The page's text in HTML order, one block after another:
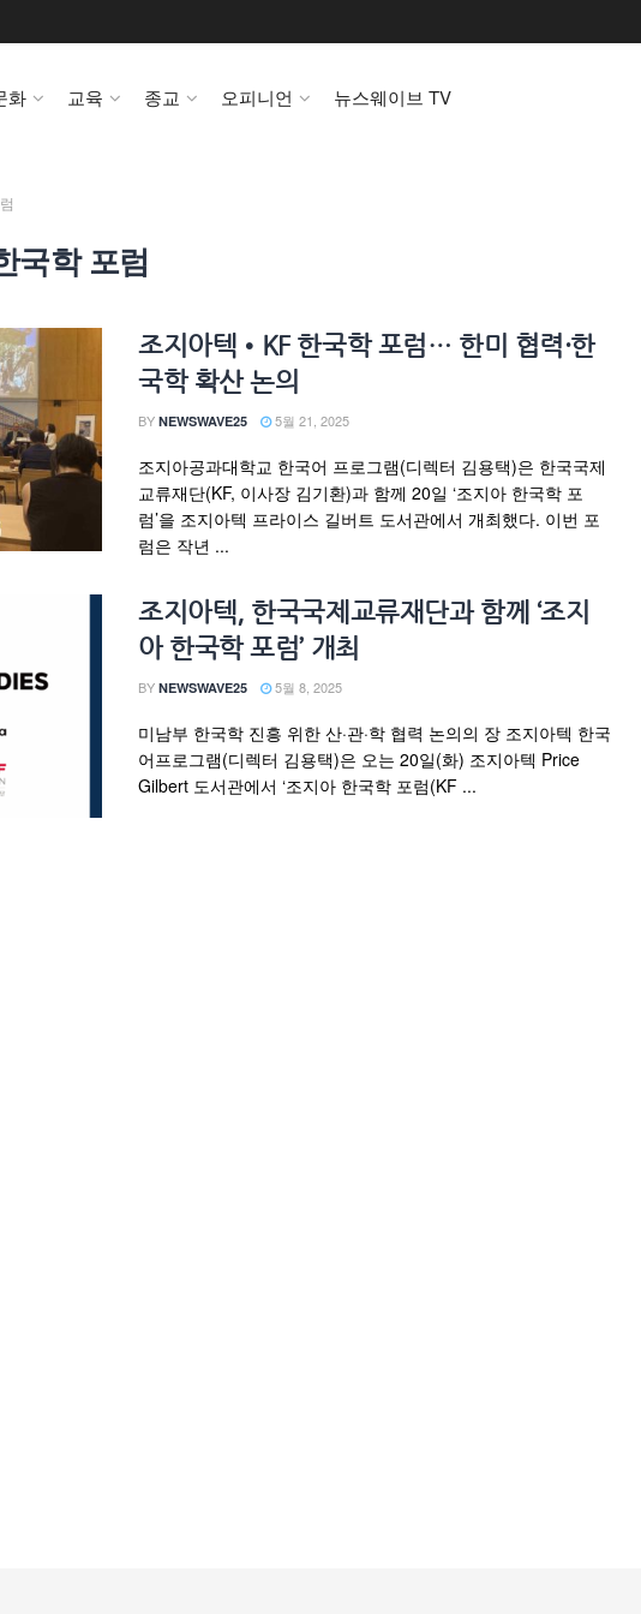
화 교육 종교 오피니언 뉴스웨이브 TV
국학 포럼
조지아텍•KF 한국학 포럼… 한미 협력·한
국학 확산 논의
BY NEWSWAVE25 5월 21, 2025
조지아공과대학교 한국어 프로그램(디렉터 김용택)은 한국국제
교류재단(KF, 이사장 김기환)과 함께 20일 ‘조지아 한국학 포
럼’을 조지아텍 프라이스 길버트 도서관에서 개최했다. 이번 포
럼은 작년 ...
조지아텍, 한국국제교류재단과 함께 ‘조지
아 한국학 포럼’ 개최
BY NEWSWAVE25 5월 8, 2025
미남부 한국학 진흥 위한 산·관·학 협력 논의의 장 조지아텍 한국
어프로그램(디렉터 김용택)은 오는 20일(화) 조지아텍 Price
Gilbert 도서관에서 ‘조지아 한국학 포럼(KF ...